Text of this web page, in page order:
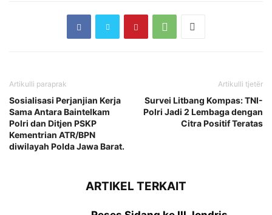
Artikulli paraprak
Sosialisasi Perjanjian Kerja
Sama Antara Baintelkam
Polri dan Ditjen PSKP
Kementrian ATR/BPN
diwilayah Polda Jawa Barat.
Artikulli tjetër
Survei Litbang Kompas: TNI-
Polri Jadi 2 Lembaga dengan
Citra Positif Teratas
ARTIKEL TERKAIT